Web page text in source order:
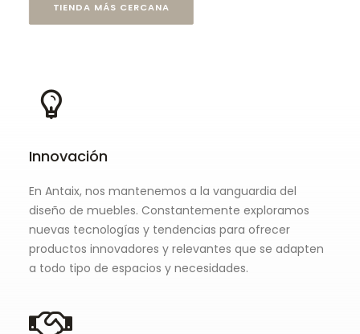
TIENDA MÁS CERCANA
Innovación
En Antaix, nos mantenemos a la vanguardia del
diseño de muebles. Constantemente exploramos
nuevas tecnologías y tendencias para ofrecer
productos innovadores y relevantes que se adapten
a todo tipo de espacios y necesidades.